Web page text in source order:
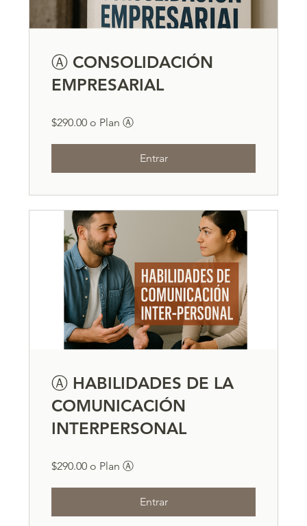
Ⓐ CONSOLIDACIÓN
EMPRESARIAL
$290.00 o Plan Ⓐ
Entrar
Ⓐ HABILIDADES DE LA
COMUNICACIÓN
INTERPERSONAL
$290.00 o Plan Ⓐ
Entrar